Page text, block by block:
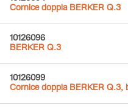
Cornice doppia BERKER Q.3
10126096
BERKER Q.3
10126099
Cornice doppia BERKER Q.3,